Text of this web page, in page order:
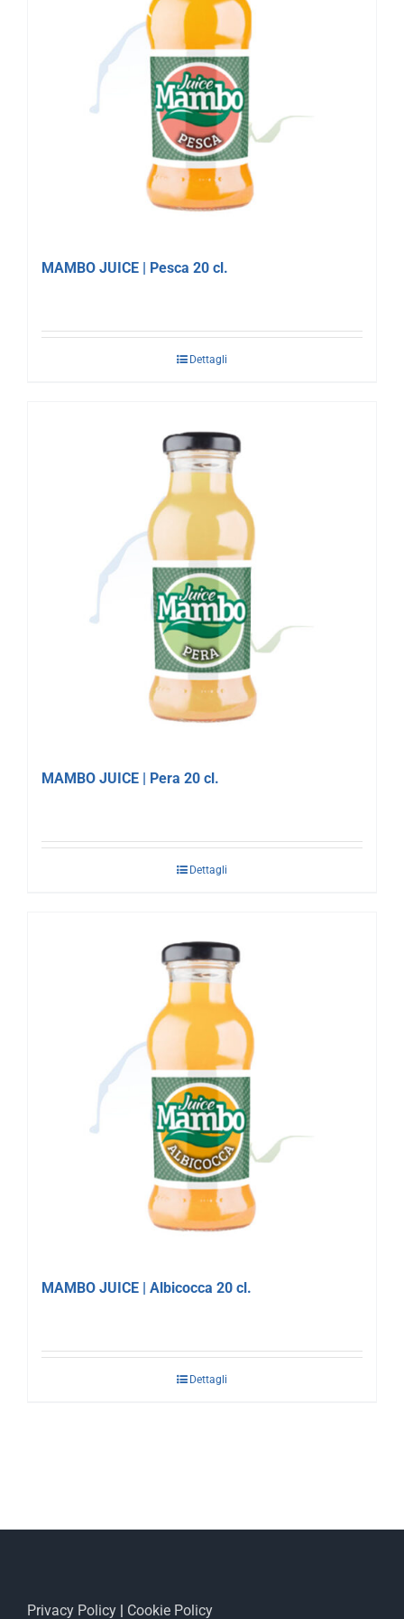
MAMBO JUICE | Pesca 20 cl.
Dettagli
MAMBO JUICE | Pera 20 cl.
Dettagli
MAMBO JUICE | Albicocca 20 cl.
Dettagli
Privacy Policy | Cookie Policy